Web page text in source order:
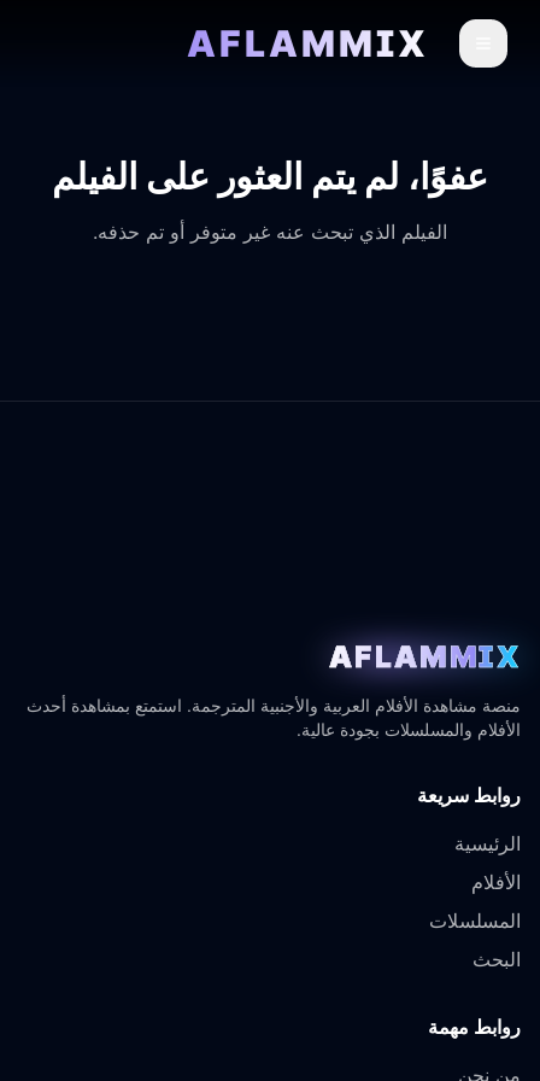
AFLAMMIX
عفوًا، لم يتم العثور على الفيلم
الفيلم الذي تبحث عنه غير متوفر أو تم حذفه.
AFLAMMIX
منصة مشاهدة الأفلام العربية والأجنبية المترجمة. استمتع بمشاهدة أحدث
الأفلام والمسلسلات بجودة عالية.
روابط سريعة
الرئيسية
الأفلام
المسلسلات
البحث
روابط مهمة
من نحن